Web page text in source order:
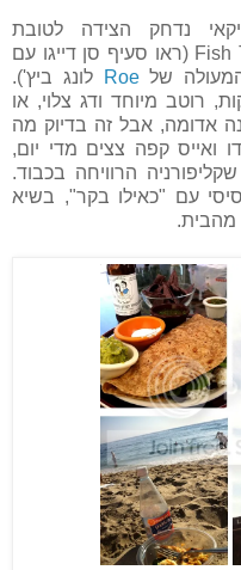
נדחק הצידה לטובת
ההתמכרות החדשה שלי - ה - Fish Taco (ראו סעיף סן דייגו עם
שלRoe
לונג ביץ').
רוטב מיוחד ודג צלוי, או
אדומה, אבל זה בדיוק מה
ואייס קפה צצים מדי יום,
הרוויחה בכבוד.
עם "כאילו בקר", בשיא
מהבית.